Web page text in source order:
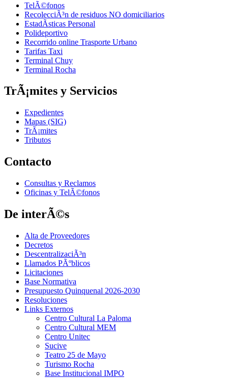
TelÃ©fonos
RecolecciÃ³n de residuos NO domiciliarios
EstadÃ­sticas Personal
Polideportivo
Recorrido online Trasporte Urbano
Tarifas Taxi
Terminal Chuy
Terminal Rocha
TrÃ¡mites y Servicios
Expedientes
Mapas (SIG)
TrÃ¡mites
Tributos
Contacto
Consultas y Reclamos
Oficinas y TelÃ©fonos
De interÃ©s
Alta de Proveedores
Decretos
DescentralizaciÃ³n
Llamados PÃºblicos
Licitaciones
Base Normativa
Presupuesto Quinquenal 2026-2030
Resoluciones
Links Externos
Centro Cultural La Paloma
Centro Cultural MEM
Centro Unitec
Sucive
Teatro 25 de Mayo
Turismo Rocha
Base Institucional IMPO